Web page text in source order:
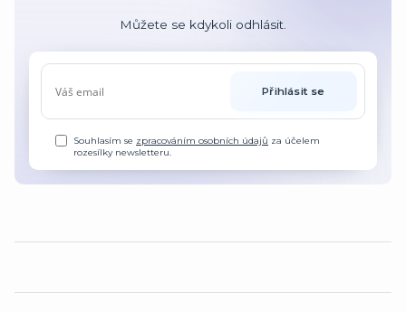
Můžete se kdykoli odhlásit.
Přihlásit se
Souhlasím se zpracováním osobních údajů za účelem
rozesílky newsletteru.